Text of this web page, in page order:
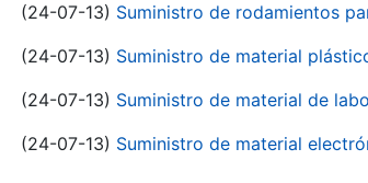
(24-07-13) Suministro de rodamientos
(24-07-13) Suministro de material
(24-07-13) Suministro de material de
(24-07-13) Suministro de material